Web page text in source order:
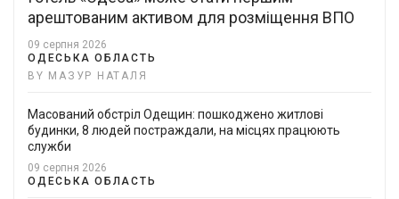
арештованим активом для розміщення ВПО
09 серпня 2026
ОДЕСЬКА ОБЛАСТЬ
BY МАЗУР НАТАЛЯ
Масований обстріл Одещин: пошкоджено житлові
будинки, 8 людей постраждали, на місцях працюють
служби
09 серпня 2026
ОДЕСЬКА ОБЛАСТЬ